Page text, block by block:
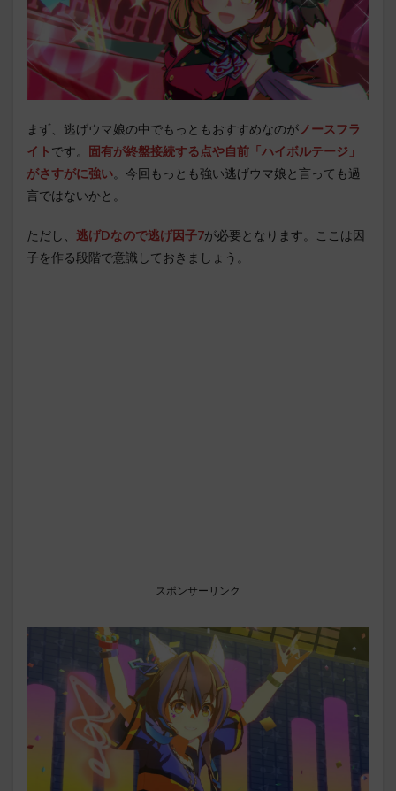
まず、逃げウマ娘の中でもっともおすすめなのが ノースフラ
イト です。 固有が終盤接続する点や自前「ハイボルテージ」
がさすがに強い。今回もっとも強い逃げウマ娘と言っても過
言ではないかと。
ただし、 逃げDなので逃げ因子7が必要となります。ここは因
子を作る段階で意識しておきましょう。
スポンサーリンク